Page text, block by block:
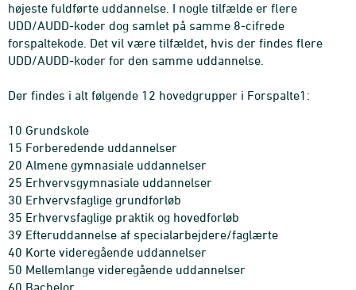
højeste fuldførte uddannelse. I nogle tilfælde er flere
UDD/AUDD-koder dog samlet på samme 8-cifrede
forspaltekode. Det vil være tilfældet, hvis der findes flere
UDD/AUDD-koder for den samme uddannelse.
Der findes i alt følgende 12 hovedgrupper i Forspalte1:
10 Grundskole
15 Forberedende uddannelser
20 Almene gymnasiale uddannelser
25 Erhvervsgymnasiale uddannelser
30 Erhvervsfaglige grundforløb
35 Erhvervsfaglige praktik og hovedforløb
39 Efteruddannelse af specialarbejdere/faglærte
40 Korte videregående uddannelser
50 Mellemlange videregående uddannelser
60 Bachelor